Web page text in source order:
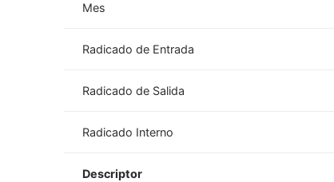
Mes
Radicado de Entrada
Radicado de Salida
Radicado Interno
Descriptor